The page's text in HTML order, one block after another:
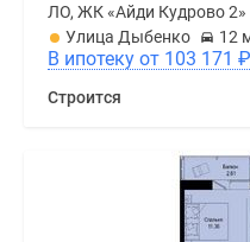
ЛО, ЖК «Айди Кудрово 2»
Улица Дыбенко
12
В ипотеку от 103 171 ₽
Строится